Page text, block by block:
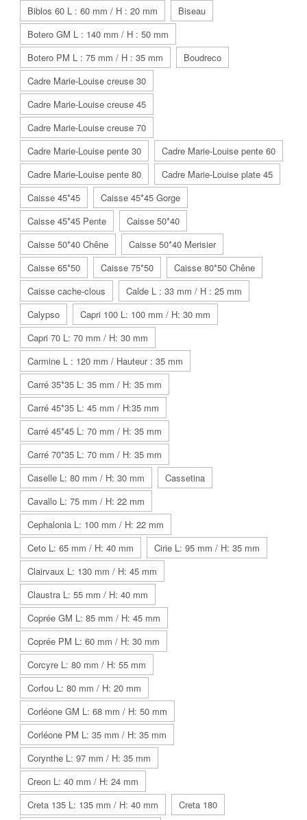
Biblos 60 L : 60 mm / H : 20 mm
Biseau
Botero GM L : 140 mm / H : 50 mm
Botero PM L : 75 mm / H : 35 mm
Boudreco
Cadre Marie-Louise creuse 30
Cadre Marie-Louise creuse 45
Cadre Marie-Louise creuse 70
Cadre Marie-Louise pente 30
Cadre Marie-Louise pente 60
Cadre Marie-Louise pente 80
Cadre Marie-Louise plate 45
Caisse 45*45
Caisse 45*45 Gorge
Caisse 45*45 Pente
Caisse 50*40
Caisse 50*40 Chêne
Caisse 50*40 Merisier
Caisse 65*50
Caisse 75*50
Caisse 80*50 Chêne
Caisse cache-clous
Calde L : 33 mm / H : 25 mm
Calypso
Capri 100 L: 100 mm / H: 30 mm
Capri 70 L: 70 mm / H: 30 mm
Carmine L : 120 mm / Hauteur : 35 mm
Carré 35*35 L: 35 mm / H: 35 mm
Carré 45*35 L: 45 mm / H:35 mm
Carré 45*45 L: 70 mm / H: 35 mm
Carré 70*35 L: 70 mm / H: 35 mm
Caselle L: 80 mm / H: 30 mm
Cassetina
Cavallo L: 75 mm / H: 22 mm
Cephalonia L: 100 mm / H: 22 mm
Ceto L: 65 mm / H: 40 mm
Cirie L: 95 mm / H: 35 mm
Clairvaux L: 130 mm / H: 45 mm
Claustra L: 55 mm / H: 40 mm
Coprée GM L: 85 mm / H: 45 mm
Coprée PM L: 60 mm / H: 30 mm
Corcyre L: 80 mm / H: 55 mm
Corfou L: 80 mm / H: 20 mm
Corléone GM L: 68 mm / H: 50 mm
Corléone PM L: 35 mm / H: 35 mm
Corynthe L: 97 mm / H: 35 mm
Creon L: 40 mm / H: 24 mm
Creta 135 L: 135 mm / H: 40 mm
Creta 180